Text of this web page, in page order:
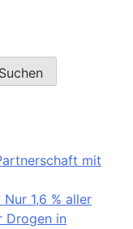
Suchen
mit
1,6 % aller
Drogen in